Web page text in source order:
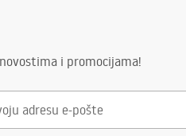
mjeseca i promocijama!